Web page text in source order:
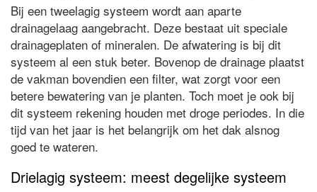
Bij een tweelagig systeem wordt aan aparte
drainagelaag aangebracht. Deze bestaat uit speciale
drainageplaten of mineralen. De afwatering is bij dit
systeem al een stuk beter. Bovenop de drainage plaatst
de vakman bovendien een filter, wat zorgt voor een
betere bewatering van je planten. Toch moet je ook bij
dit systeem rekening houden met droge periodes. In die
tijd van het jaar is het belangrijk om het dak alsnog
goed te wateren.
Drielagig systeem: meest degelijke systeem